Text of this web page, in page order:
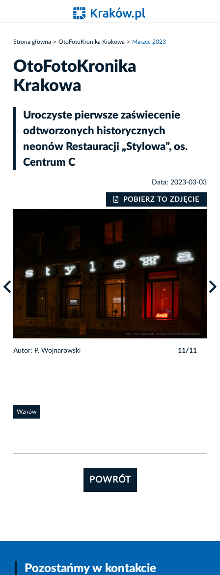
Strona główna OtoFotoKronika Krakowa Marzec 2023
OtoFotoKronika
Krakowa
Uroczyste pierwsze zaświecenie
odtworzonych historycznych
neonów Restauracji „Stylowa”, os.
Centrum C
Data: 2023-03-03
POBIERZ TO ZDJĘCIE
Autor: P. Wojnarowski 11/11
Wznów
POWRÓT
Pozostańmy w kontakcie